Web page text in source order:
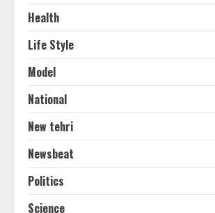
Health
Life Style
Model
National
New tehri
Newsbeat
Politics
Science